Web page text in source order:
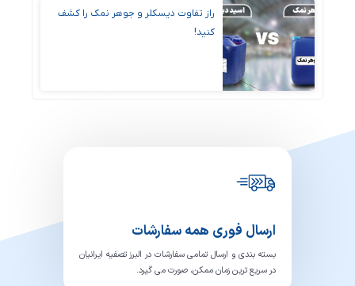
راز تفاوت دیسکلر و جوهر نمک را کشف
کنید!
ارسال فوری همه سفارشات
بسته بندی و ارسال تمامی سفارشات در البرز تصفیه ایرانیان
در سریع ترین زمان ممکن، صورت می گیرد.